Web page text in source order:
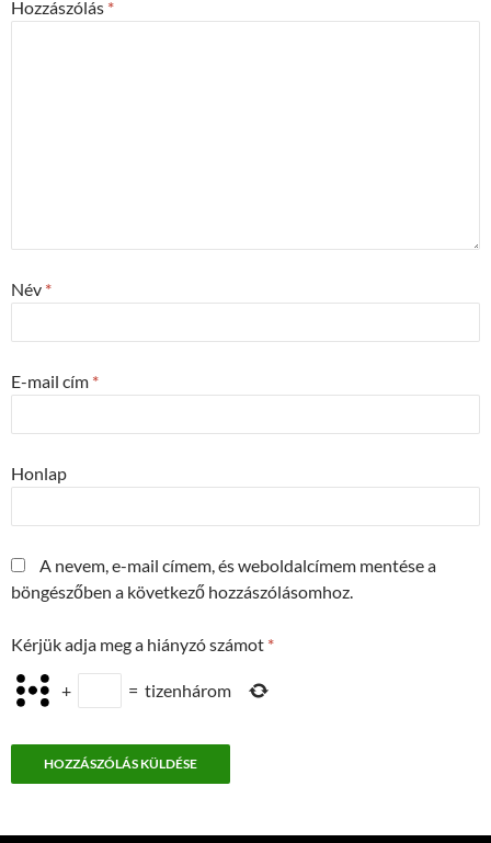
Hozzászólás *
Név *
E-mail cím *
Honlap
A nevem, e-mail címem, és weboldalcímem mentése a
böngészőben a következő hozzászólásomhoz.
Kérjük adja meg a hiányzó számot *
+ = tizenhárom